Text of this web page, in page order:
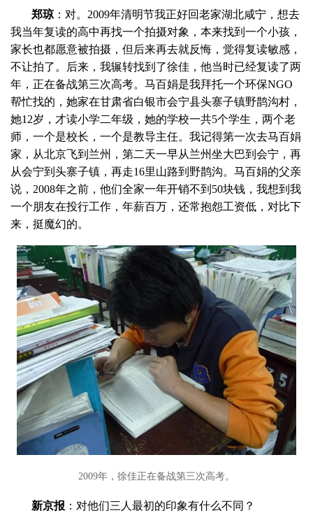
郑琼 ：对。2009年清明节我正好回老家湖北咸宁，想去
我当年复读的高中再找一个拍摄对象，本来找到一个小孩，
家长也都愿意被拍摄，但后来再去就反悔，觉得复读敏感，
不让拍了。后来，我辗转找到了徐佳，他当时已经复读了两
年，正在备战第三次高考。马百娟是我拜托一个环保NGO
帮忙找的，她家在甘肃省白银市会宁县头寨子镇野鹊沟村，
她12岁，才读小学二年级，她的学校一共5个学生，两个老
师，一个是校长，一个是教导主任。我记得第一次去马百娟
家，从北京飞到兰州，第二天一早从兰州坐大巴到会宁，再
从会宁到头寨子镇，再走16里山路到野鹊沟。马百娟的父亲
说，2008年之前，他们全家一年开销不到50块钱，我想到我
一个朋友在投行工作，年薪百万，还常抱怨工资低，对比下
来，挺魔幻的。
2009年，徐佳正在备战第三次高考。
新京报 ：对他们三人最初的印象有什么不同？